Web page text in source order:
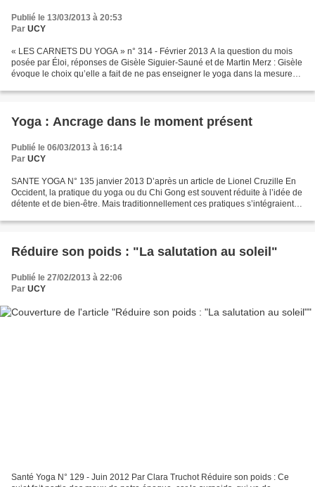
Publié le 13/03/2013 à 20:53
Par UCY
« LES CARNETS DU YOGA » n° 314 - Février 2013 A la question du mois
posée par Éloi, réponses de Gisèle Siguier-Sauné et de Martin Merz : Gisèle
évoque le choix qu’elle a fait de ne pas enseigner le yoga dans la mesure
Yoga : Ancrage dans le moment présent
Publié le 06/03/2013 à 16:14
Par UCY
SANTE YOGA N° 135 janvier 2013 D’après un article de Lionel Cruzille En
Occident, la pratique du yoga ou du Chi Gong est souvent réduite à l’idée de
détente et de bien-être. Mais traditionnellement ces pratiques s’intégraient
Réduire son poids : "La salutation au soleil"
Publié le 27/02/2013 à 22:06
Par UCY
Santé Yoga N° 129 - Juin 2012 Par Clara Truchot Réduire son poids : Ce